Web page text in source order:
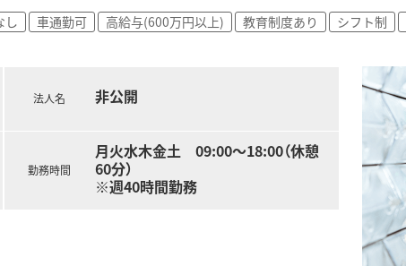
し 車通勤可 高給与(600万円以上) 教育制度あり シフト制
法人名 非公開
勤務時間
月火水木金土 09:00～18:00（休憩
60分）
※週40時間勤務